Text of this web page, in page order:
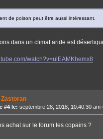
de poison peut être aussi intéressant.
dans un climat aride est
watch?v=ulEAMKhemx8
Zastoran
#4 le: septembre 28, 2018, 10:40:30 am
achat sur le forum les copains ?